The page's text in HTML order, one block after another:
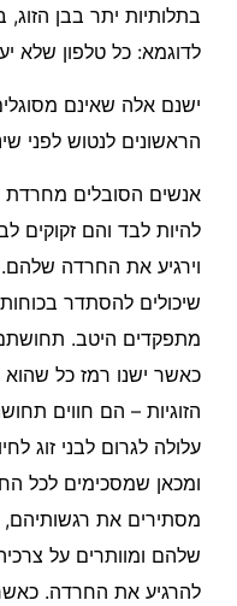
בתלותיות יתר בבן הזוג,
לדוגמא: כל טלפון שלא
ישנם אלה שאינם
הראשונים לנטוש לפני
אנשים הסובלים מחרדת
להיות לבד והם זקוקים
וירגיע את החרדה
שיכולים להסתדר
מתפקדים היטב. תחושתם
כאשר ישנו רמז כל
הזוגיות – הם חווים
עלולה לגרום לבני זוג
ומכאן שמסכימים לכל
מסתירים את
שלהם ומוותרים על
להרגיע את החרדה.